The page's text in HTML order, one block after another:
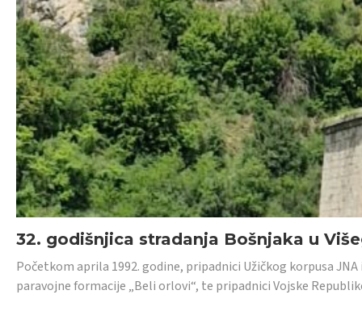
32. godišnjica stradanja Bošnjaka u
Početkom aprila 1992. godine, pripadnici Užičkog korpusa
paravojne formacije „Beli orlovi“, te pripadnici Vojske